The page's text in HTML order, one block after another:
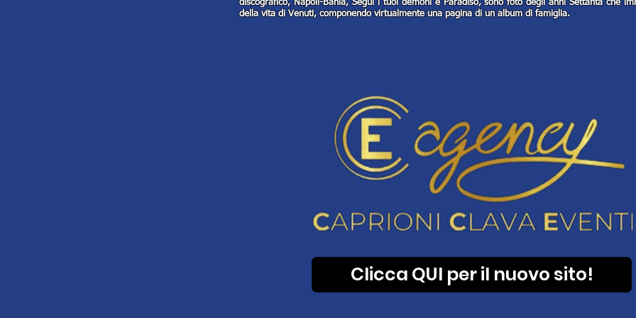
discografico, Napoli-Bahia, Segui i tuoi demoni e Paradiso, sono foto degli anni Settanta che
della vita di Venuti, componendo virtualmente una pagina di un album di famiglia.
Clicca QUI per il nuovo sito!